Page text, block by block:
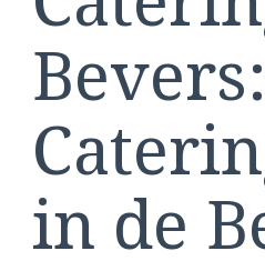
in de